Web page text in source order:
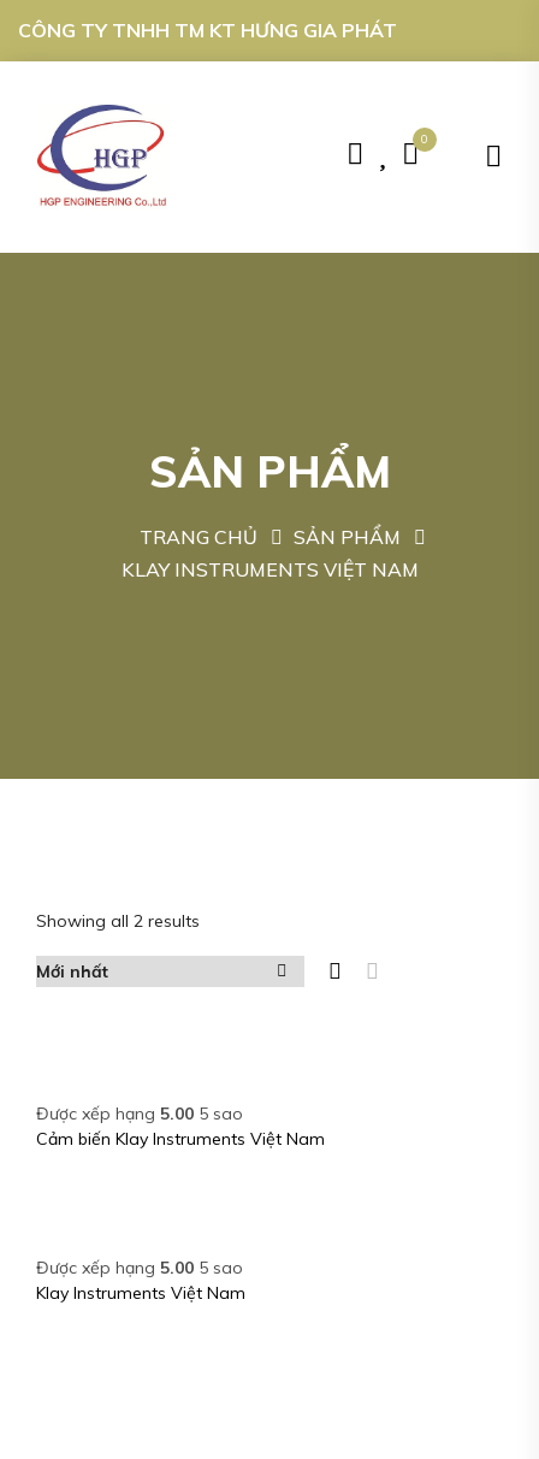
CÔNG TY TNHH TM KT HƯNG GIA PHÁT
0
SẢN PHẨM
TRANG CHỦ
SẢN PHẨM
KLAY INSTRUMENTS VIỆT NAM
Showing all 2 results
Được xếp hạng 5.00 5 sao
Cảm biến Klay Instruments Việt Nam
Được xếp hạng 5.00 5 sao
Klay Instruments Việt Nam